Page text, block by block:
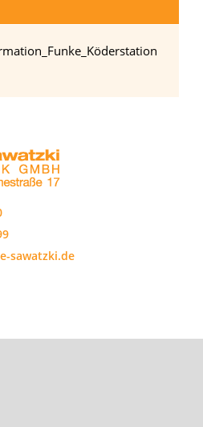
sawatzki.de